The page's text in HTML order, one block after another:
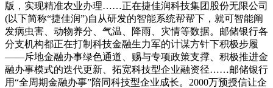
版，实现精准农业办理……正在捷佳润科技集团股份无限公司
(以下简称“捷佳润”)自从研发的智能系统帮帮下，就可智能阐
发病虫害、动物养分、气温、降雨、灾情等数据。邮储银行各
分支机构都正在打制科技金融生力军的计谋方针下积极步履
——斥地金融办事绿色通道、赐与专项政策支撑、积极推进金
融办事模式的迭代更新、拓宽科技型企业融资径……邮储银行
用“全周期金融办事”陪同科技型企业成长。2000万预授信让企